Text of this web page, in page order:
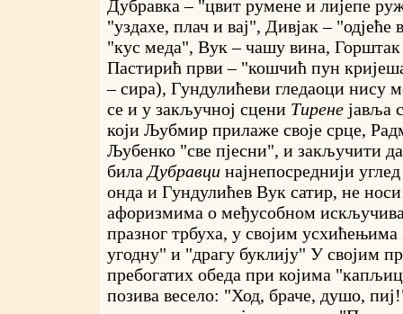
Дубравка – "цвит румене и лијепе
"уздахе, плач и вај", Дивјак –
"кус меда", Вук – чашу вина, Горштак
Пастирић први – "кошчић пун
– сира), Гундулићеви гледаоци нису
се и у закључној сцени Тирене јавља
који Љубмир прилаже своје срце,
Љубенко "све пјесни", и закључити
била Дубравци најнепосреднији
онда и Гундулићев Вук сатир, не
афоризмима о међусобном
празног трбуха, у својим
угодну" и "драгу буклију" У својим
пребогатих обеда при којима
позива весело: "Ход, браче, душо,